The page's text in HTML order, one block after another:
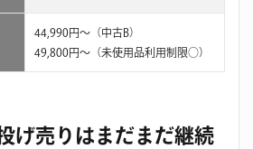
44,990円～（中古B）
49,800円～（未使用品利用制限○）
げ売りはまだまだ継続